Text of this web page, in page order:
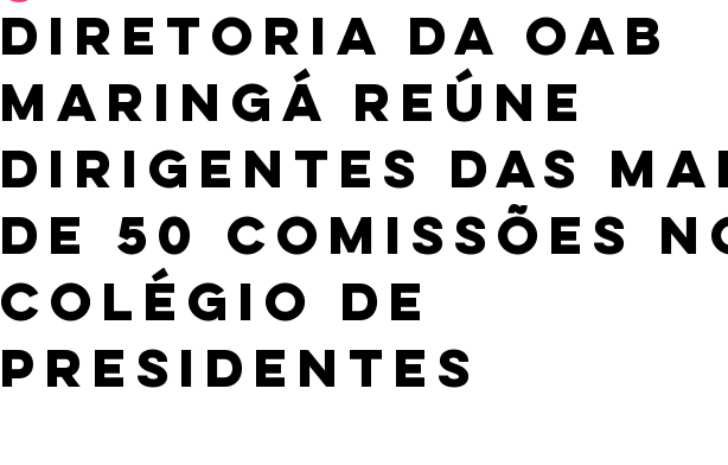
Diretoria da OAB
Maringá reúne
dirigentes das
de 50 comissões
Colégio de
Presidentes